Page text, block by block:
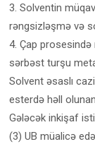
3. Solventin
rəngsizləşmə və
4. Çap prosesində
sərbəst turşu
Solvent əsaslı
esterdə həll
Gələcək inkişaf
(3) UB müalicə